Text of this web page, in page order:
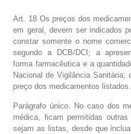
Art. 18 Os preços dos
em geral, devem ser indicados
constar somente o nome
segundo a DCB/DCI; a
forma farmacêutica e a
Nacional de Vigilância
preço dos medicamentos listados.
Parágrafo único. No caso dos
médica, ficam permitidas
sejam as listas, desde que